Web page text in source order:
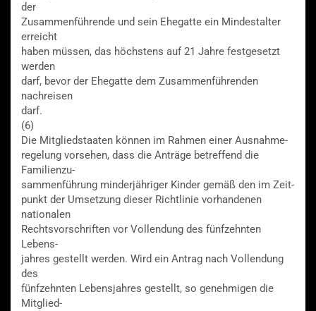
der
Zusammenführende und sein Ehegatte ein Mindestalter
erreicht
haben müssen, das höchstens auf 21 Jahre festgesetzt
werden
darf, bevor der Ehegatte dem Zusammenführenden
nachreisen
darf.
(6)
Die Mitgliedstaaten können im Rahmen einer Ausnahme-
regelung vorsehen, dass die Anträge betreffend die
Familienzu-
sammenführung minderjähriger Kinder gemäß den im Zeit-
punkt der Umsetzung dieser Richtlinie vorhandenen
nationalen
Rechtsvorschriften vor Vollendung des fünfzehnten
Lebens-
jahres gestellt werden. Wird ein Antrag nach Vollendung
des
fünfzehnten Lebensjahres gestellt, so genehmigen die
Mitglied-